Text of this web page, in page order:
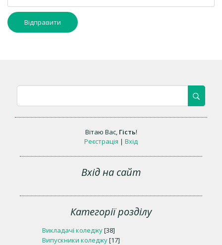
Відправити
Вітаю Вас, Гість!
Реєстрація | Вхід
Вхід на сайт
Категорії розділу
Викладачі коледжу[38]
Випускники коледжу[17]